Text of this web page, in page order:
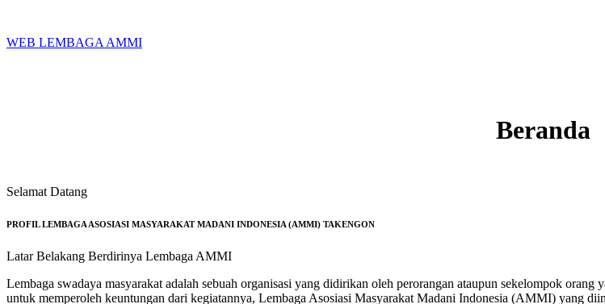
content
WEB LEMBAGA AMMI
Beranda
Selamat Datang
PROFIL LEMBAGA ASOSIASI MASYARAKAT MADANI INDONESIA (AMMI) TAKENGON
Latar Belakang Berdirinya Lembaga AMMI
Lembaga swadaya masyarakat adalah sebuah organisasi yang didirikan oleh perorangan ataupun sekelompok
untuk memperoleh keuntungan dari kegiatannya, Lembaga Asosiasi Masyarakat Madani Indonesia (AMMI) yang